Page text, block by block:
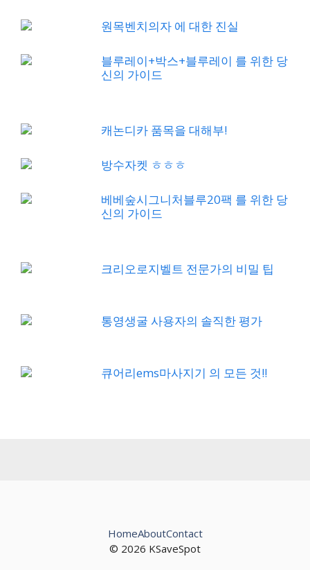
원목벤치의자 에 대한 진실
블루레이+박스+블루레이 를 위한 당
신의 가이드
캐논디카 품목을 대해부!
방수자켓 ㅎㅎㅎ
베베숲시그니처블루20팩 를 위한 당
신의 가이드
크리오로지벨트 전문가의 비밀 팁
통영생굴 사용자의 솔직한 평가
큐어리ems마사지기 의 모든 것!!
© 2026 KSaveSpot
HomeAboutContact